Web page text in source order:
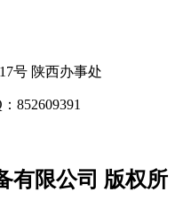
号 陕西办事处
852609391
有限公司 版权所